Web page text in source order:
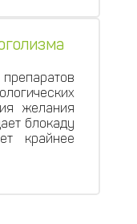
желания
блокаду
крайнее